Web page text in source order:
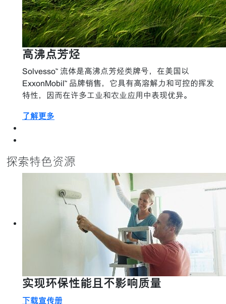
高沸点芳烃
Solvesso™ 流体是高沸点芳烃类牌号，在美国以
ExxonMobil™ 品牌销售，它具有高溶解力和可控的挥发
特性，因而在许多工业和农业应用中表现优异。
了解更多
探索特色资源
实现环保性能且不影响质量
下载宣传册